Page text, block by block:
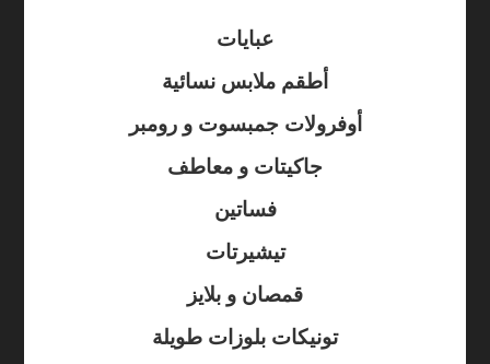
عبايات
أطقم ملابس نسائية
أوفرولات جمبسوت و رومبر
جاكيتات و معاطف
فساتين
تيشيرتات
قمصان و بلايز
تونيكات بلوزات طويلة